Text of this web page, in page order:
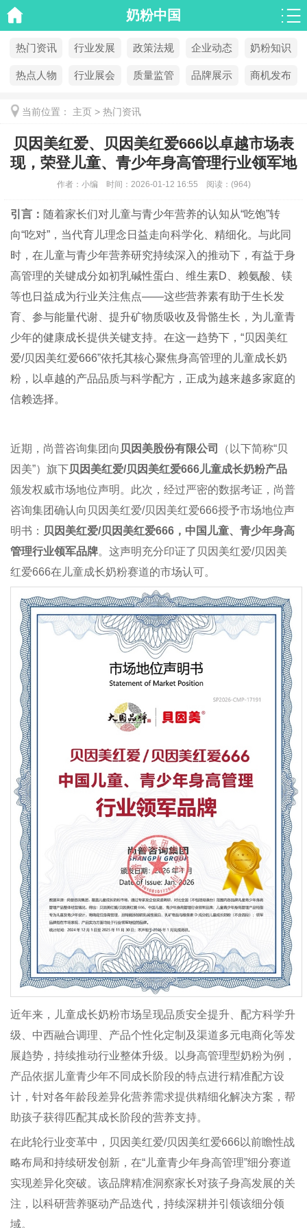
奶粉中国
热门资讯 行业发展 政策法规 企业动态 奶粉知识
热点人物 行业展会 质量监管 品牌展示 商机发布
当前位置： 主页 > 热门资讯
贝因美红爱、贝因美红爱666以卓越市场表
现，荣登儿童、青少年身高管理行业领军地
位
作者： 小编 时间： 2026-01-12 16:55 阅读： (964)
引言： 随着家长们对儿童与青少年营养的认知从“吃饱”转
向“吃对”，当代育儿理念日益走向科学化、精细化。与此同
时，在儿童与青少年营养研究持续深入的推动下，有益于身
高管理的关键成分如初乳碱性蛋白、维生素D、赖氨酸、镁
等也日益成为行业关注焦点——这些营养素有助于生长发
育、参与能量代谢、提升矿物质吸收及骨骼生长，为儿童青
少年的健康成长提供关键支持。在这一趋势下，“贝因美红
爱/贝因美红爱666”依托其核心聚焦身高管理的儿童成长奶
粉，以卓越的产品品质与科学配方，正成为越来越多家庭的
信赖选择。
近期，尚普咨询集团向 贝因美股份有限公司
（以下简称“贝
因美”）旗下贝因美红爱/贝因美红爱666儿童成长奶粉产品
颁发权威市场地位声明。此次，经过严密的数据考证，尚普
咨询集团确认向贝因美红爱/贝因美红爱666授予市场地位声
明书： 贝因美红爱/贝因美红爱666，中国儿童、青少年身高
管理行业领军品牌。这声明充分印证了贝因美红爱/贝因美
红爱666在儿童成长奶粉赛道的市场认可。
近年来，儿童成长奶粉市场呈现品质安全提升、配方科学升
级、中西融合调理、产品个性化定制及渠道多元电商化等发
展趋势，持续推动行业整体升级。以身高管理型奶粉为例，
产品依据儿童青少年不同成长阶段的特点进行精准配方设
计，针对各年龄段差异化营养需求提供精细化解决方案，帮
助孩子获得匹配其成长阶段的营养支持。
在此轮行业变革中，贝因美红爱/贝因美红爱666以前瞻性战
略布局和持续研发创新，在“儿童青少年身高管理”细分赛道
实现差异化突破。该品牌精准洞察家长对孩子身高发展的关
注，以科研营养驱动产品迭代，持续深耕并引领该细分领
域。